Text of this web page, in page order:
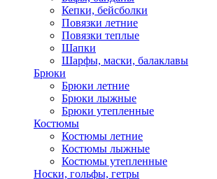
Кепки, бейсболки
Повязки летние
Повязки теплые
Шапки
Шарфы, маски, балаклавы
Брюки
Брюки летние
Брюки лыжные
Брюки утепленные
Костюмы
Костюмы летние
Костюмы лыжные
Костюмы утепленные
Носки, гольфы, гетры